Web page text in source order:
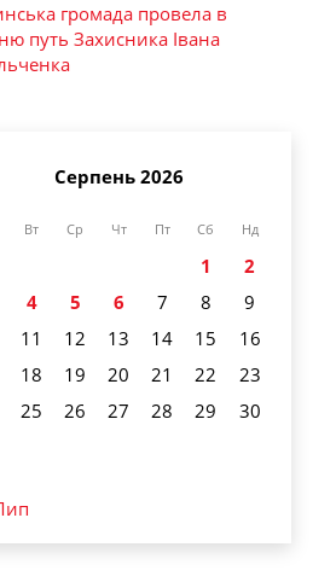
громада провела в
путь Захисника Івана
Серпень 2026
Вт Ср Чт Пт Сб Нд
1
2
4 5 6 7 8
9
11 12 13 14 15
16
18 19 20 21 22
23
25 26 27 28 29
30